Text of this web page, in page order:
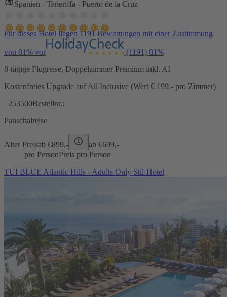
Spanien - Teneriffa - Puerto de la Cruz
Für dieses Hotel liegen 1191 Bewertungen mit einer Zustimmung
von 81% vor (1191) 81%
8-tägige Flugreise, Doppelzimmer Premium inkl. AI
Kostenfreies Upgrade auf All Inclusive (Wert € 199.- pro Zimmer)
253500Bestellnr.:
Pauschalreise
Alter Preisab €899,- ab €699,-
pro PersonPreis pro Person
TUI BLUE Atlantic Hills - Adults Only Stil-Hotel